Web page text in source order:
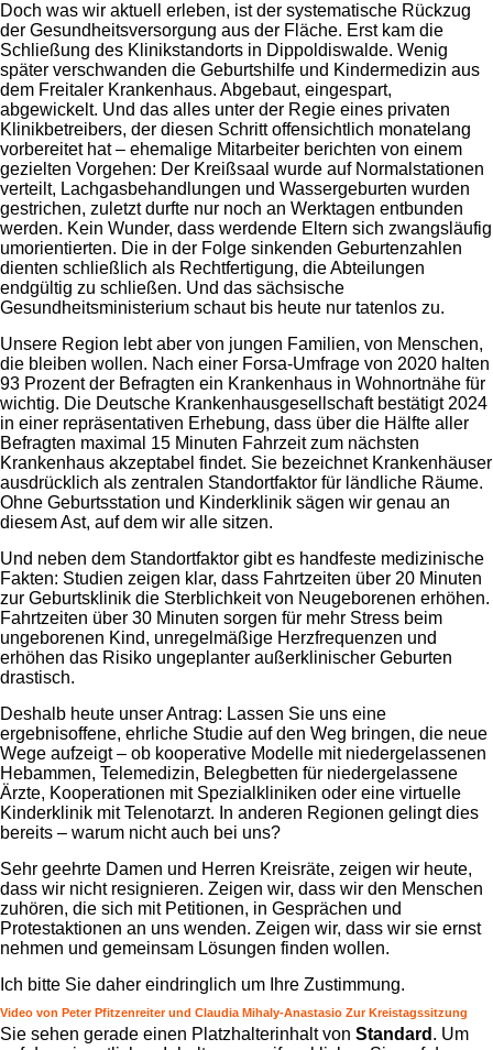
Doch was wir aktuell erleben, ist der systematische Rückzug
der Gesundheitsversorgung aus der Fläche. Erst kam die
Schließung des Klinikstandorts in Dippoldiswalde. Wenig
später verschwanden die Geburtshilfe und Kindermedizin aus
dem Freitaler Krankenhaus. Abgebaut, eingespart,
abgewickelt. Und das alles unter der Regie eines privaten
Klinikbetreibers, der diesen Schritt offensichtlich monatelang
vorbereitet hat – ehemalige Mitarbeiter berichten von einem
gezielten Vorgehen: Der Kreißsaal wurde auf Normalstationen
verteilt, Lachgasbehandlungen und Wassergeburten wurden
gestrichen, zuletzt durfte nur noch an Werktagen entbunden
werden. Kein Wunder, dass werdende Eltern sich zwangsläufig
umorientierten. Die in der Folge sinkenden Geburtenzahlen
dienten schließlich als Rechtfertigung, die Abteilungen
endgültig zu schließen. Und das sächsische
Gesundheitsministerium schaut bis heute nur tatenlos zu.
Unsere Region lebt aber von jungen Familien, von Menschen,
die bleiben wollen. Nach einer Forsa-Umfrage von 2020 halten
93 Prozent der Befragten ein Krankenhaus in Wohnortnähe für
wichtig. Die Deutsche Krankenhausgesellschaft bestätigt 2024
in einer repräsentativen Erhebung, dass über die Hälfte aller
Befragten maximal 15 Minuten Fahrzeit zum nächsten
Krankenhaus akzeptabel findet. Sie bezeichnet Krankenhäuser
ausdrücklich als zentralen Standortfaktor für ländliche Räume.
Ohne Geburtsstation und Kinderklinik sägen wir genau an
diesem Ast, auf dem wir alle sitzen.
Und neben dem Standortfaktor gibt es handfeste medizinische
Fakten: Studien zeigen klar, dass Fahrtzeiten über 20 Minuten
zur Geburtsklinik die Sterblichkeit von Neugeborenen erhöhen.
Fahrtzeiten über 30 Minuten sorgen für mehr Stress beim
ungeborenen Kind, unregelmäßige Herzfrequenzen und
erhöhen das Risiko ungeplanter außerklinischer Geburten
drastisch.
Deshalb heute unser Antrag: Lassen Sie uns eine
ergebnisoffene, ehrliche Studie auf den Weg bringen, die neue
Wege aufzeigt – ob kooperative Modelle mit niedergelassenen
Hebammen, Telemedizin, Belegbetten für niedergelassene
Ärzte, Kooperationen mit Spezialkliniken oder eine virtuelle
Kinderklinik mit Telenotarzt. In anderen Regionen gelingt dies
bereits – warum nicht auch bei uns?
Sehr geehrte Damen und Herren Kreisräte, zeigen wir heute,
dass wir nicht resignieren. Zeigen wir, dass wir den Menschen
zuhören, die sich mit Petitionen, in Gesprächen und
Protestaktionen an uns wenden. Zeigen wir, dass wir sie ernst
nehmen und gemeinsam Lösungen finden wollen.
Ich bitte Sie daher eindringlich um Ihre Zustimmung.
Video von Peter Pfitzenreiter und Claudia Mihaly-Anastasio Zur Kreistagssitzung
Sie sehen gerade einen Platzhalterinhalt von Standard . Um